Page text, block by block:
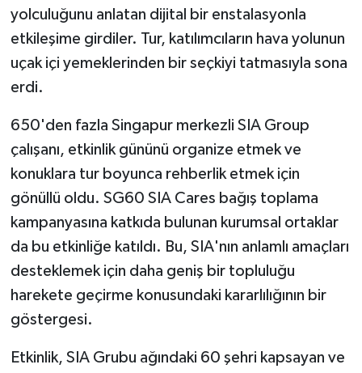
yolculuğunu anlatan dijital bir enstalasyonla
etkileşime girdiler. Tur, katılımcıların hava yolunun
uçak içi yemeklerinden bir seçkiyi tatmasıyla sona
erdi.
650'den fazla Singapur merkezli SIA Group
çalışanı, etkinlik gününü organize etmek ve
konuklara tur boyunca rehberlik etmek için
gönüllü oldu. SG60 SIA Cares bağış toplama
kampanyasına katkıda bulunan kurumsal ortaklar
da bu etkinliğe katıldı. Bu, SIA'nın anlamlı amaçları
desteklemek için daha geniş bir topluluğu
harekete geçirme konusundaki kararlılığının bir
göstergesi.
Etkinlik, SIA Grubu ağındaki 60 şehri kapsayan ve